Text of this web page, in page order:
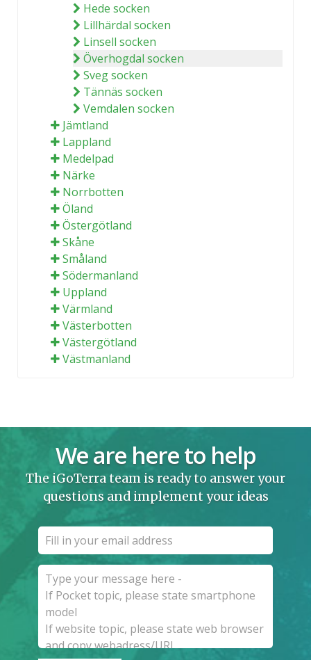
Hede socken
Lillhärdal socken
Linsell socken
Överhogdal socken
Sveg socken
Tännäs socken
Vemdalen socken
Jämtland
Lappland
Medelpad
Närke
Norrbotten
Öland
Östergötland
Skåne
Småland
Södermanland
Uppland
Värmland
Västerbotten
Västergötland
Västmanland
We are here to help
The iGoTerra team is ready to answer your
questions and implement your ideas